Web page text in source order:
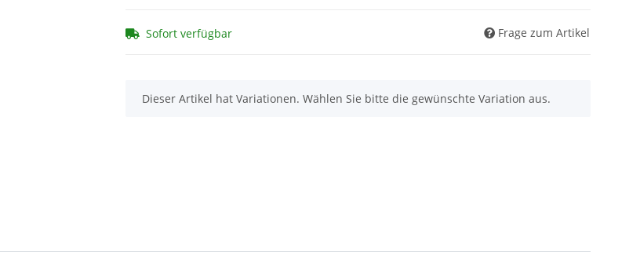
Sofort verfügbar Frage zum Artikel
x
Dieser Artikel hat Variationen. Wählen Sie bitte die gewünschte Variation aus.